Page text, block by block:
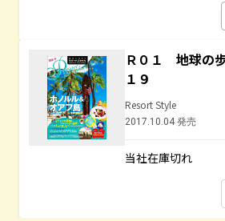
Ｒ０１ 地球の
１９
Resort Style
2017.10.04 発売
当社在庫切れ